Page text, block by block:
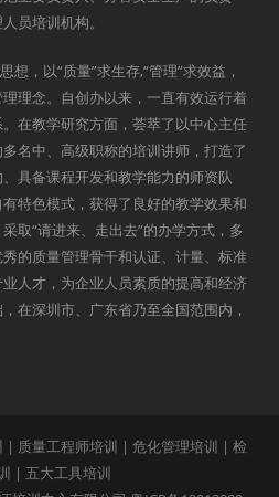
员培训机构。
想，以“质量”求生存,“管理”求效益，
理念。自创办以来，一直有效运行着
在教学研究方面，荟萃了以中心主任
名中、高级职称的培训讲师，打造了
具备课程开发和教学能力的师资队
特色模式，获得了良好的教学效果和
取“请进来、走出去”的办学方式，多
的质量管理骨干和认证、计量、标准
人才，为企业人员素质的提高和经济
在深圳市、广东省乃至全国范围内，
| 质量工程师培训 | 危化管理培训 | 检
| 五大工具培训